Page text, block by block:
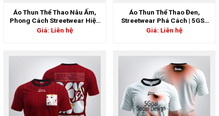
Áo Thun Thể Thao Nâu Ấm,
Phong Cách Streetwear Hiện
Đại | 5GS-06893
Giá: Liên hệ
Áo Thun Thể Thao Đen,
Streetwear Phá Cách | 5GS-
06892
Giá: Liên hệ